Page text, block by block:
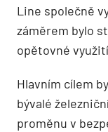
Line společně
záměrem bylo
opětovné
Hlavním cílem
bývalé
proměnu v